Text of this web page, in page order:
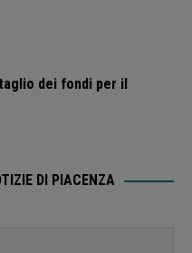
dei fondi per il
DI PIACENZA